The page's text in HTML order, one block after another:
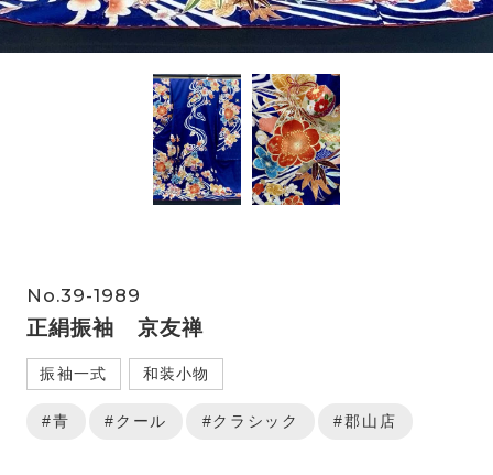
No.39-1989
正絹振袖 京友禅
振袖一式 和装小物
#青 #クール #クラシック #郡山店